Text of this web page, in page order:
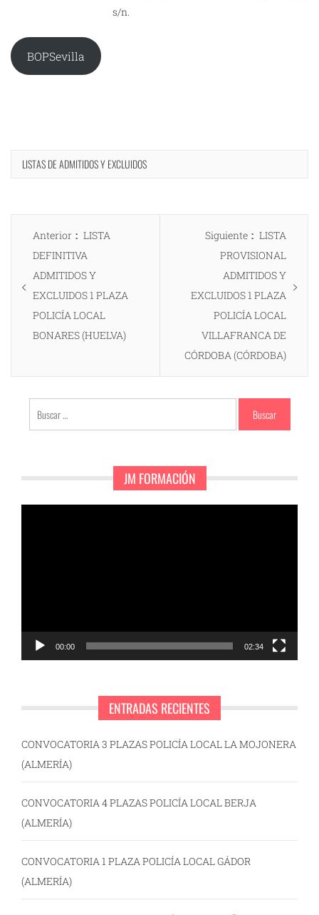
s/n.
BOPSevilla
LISTAS DE ADMITIDOS Y EXCLUIDOS
Navegación
entradas
Anterior
Entrada
anterior:
LISTA
DEFINITIVA
ADMITIDOS Y
EXCLUIDOS 1 PLAZA
POLICÍA LOCAL
BONARES (HUELVA)
Siguiente
Entrada
siguiente:
LISTA
PROVISIONAL
ADMITIDOS Y
EXCLUIDOS 1 PLAZA
POLICÍA LOCAL
VILLAFRANCA DE
CÓRDOBA (CÓRDOBA)
Buscar:
JM FORMACIÓN
00:00 02:34
ENTRADAS RECIENTES
CONVOCATORIA 3 PLAZAS POLICÍA LOCAL LA MOJONERA
(ALMERÍA)
CONVOCATORIA 4 PLAZAS POLICÍA LOCAL BERJA
(ALMERÍA)
CONVOCATORIA 1 PLAZA POLICÍA LOCAL GÁDOR
(ALMERÍA)